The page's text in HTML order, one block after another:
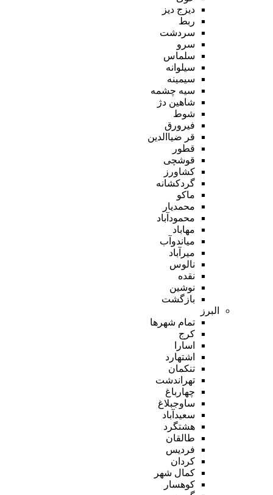
دیزج دیز
ربط
سردشت
سرو
سلماس
سیلوانه
سیمینه
سیه چشمه
شاهین دژ
شوط
فیرورق
قر ضیاالدین
قطور
قوشچی
کشاورز
گردکشانه
ماکو
محمدیار
محمودآباد
مهاباد
میاندوآب
میرآباد
نالوس
نقده
نوشین
بازگشت
البرز
تمام شهر‌ها
کرج
اسارا
اشتهارد
تنکمان
تهراندشت
چهارباغ
ساوجبلاغ
سعیدآباد
هشتگرد
طالقان
فردیس
کردان
کمال شهر
کوهسار